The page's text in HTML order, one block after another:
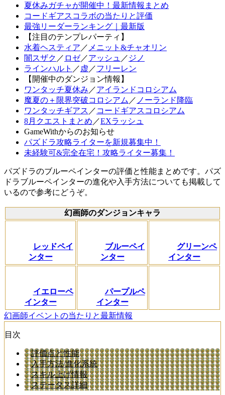
夏休みガチャが開催中！最新情報まとめ
コードギアスコラボの当たりと評価
最強リーダーランキング｜最新版
【注目のテンプレパーティ】
水着ヘスティア ／ メニット&チャオリン
闇スザク ／ ロゼ／アッシュ ／ ジノ
ラインハルト ／ 虚 ／フリーレン
【開催中のダンジョン情報】
ワンタッチ夏休み ／アイランドコロシアム
魔夏の＋限界突破コロシアム ／ ノーランド降臨
ワンタッチギアス ／ コードギアスコロシアム
8月クエストまとめ ／EXラッシュ
GameWithからのお知らせ
パズドラ攻略ライターを新規募集中！
未経験可&完全在宅！攻略ライター募集！
パズドラのブルーペインターの評価と性能まとめです。パズ
ドラブルーペインターの進化や入手方法についても掲載して
いるので参考にどうぞ。
幻画師のダンジョンキャラ
レッドペイ
ンター
ブルーペイ
ンター
グリーンペ
インター
イエローペ
インター
パープルペ
インター
幻画師イベントの当たりと最新情報
目次
評価点と性能
入手方法/進化系統
スキル上げ情報
ステータス詳細